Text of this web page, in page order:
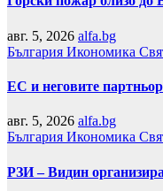
авг. 5, 2026 alfa.bg
България Икономика
ЕС и неговите
авг. 5, 2026 alfa.bg
България Икономика
РЗИ – Видин